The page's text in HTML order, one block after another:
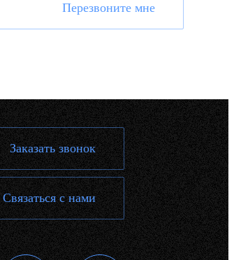
Перезвоните мне
Заказать звонок
Связаться с нами